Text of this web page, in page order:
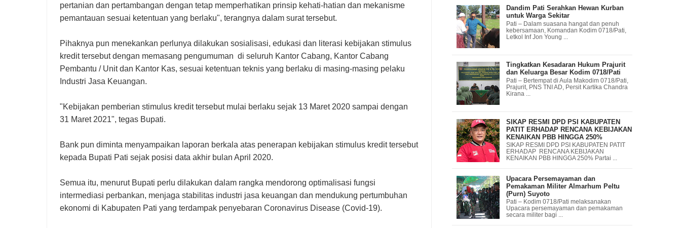
pertanian dan pertambangan dengan tetap memperhatikan prinsip kehati-hatian dan mekanisme
pemantauan sesuai ketentuan yang berlaku", terangnya dalam surat tersebut.
Pihaknya pun menekankan perlunya dilakukan sosialisasi, edukasi dan literasi kebijakan stimulus
kredit tersebut dengan memasang pengumuman di seluruh Kantor Cabang, Kantor Cabang
Pembantu / Unit dan Kantor Kas, sesuai ketentuan teknis yang berlaku di masing-masing pelaku
Industri Jasa Keuangan.
"Kebijakan pemberian stimulus kredit tersebut mulai berlaku sejak 13 Maret 2020 sampai dengan
31 Maret 2021", tegas Bupati.
Bank pun diminta menyampaikan laporan berkala atas penerapan kebijakan stimulus kredit tersebut
kepada Bupati Pati sejak posisi data akhir bulan April 2020.
Semua itu, menurut Bupati perlu dilakukan dalam rangka mendorong optimalisasi fungsi
intermediasi perbankan, menjaga stabilitas industri jasa keuangan dan mendukung pertumbuhan
ekonomi di Kabupaten Pati yang terdampak penyebaran Coronavirus Disease (Covid-19).
Dandim Pati Serahkan Hewan Kurban
untuk Warga Sekitar
Pati – Dalam suasana hangat dan penuh
kebersamaan, Komandan Kodim 0718/Pati,
Letkol Inf Jon Young ...
Tingkatkan Kesadaran Hukum Prajurit
dan Keluarga Besar Kodim 0718/Pati
Pati – Bertempat di Aula Makodim 0718/Pati,
Prajurit, PNS TNI AD, Persit Kartika Chandra
Kirana ...
SIKAP RESMI DPD PSI KABUPATEN
PATIT ERHADAP RENCANA KEBIJAKAN
KENAIKAN PBB HINGGA 250%
SIKAP RESMI DPD PSI KABUPATEN PATIT
ERHADAP RENCANA KEBIJAKAN
KENAIKAN PBB HINGGA 250% Partai ...
Upacara Persemayaman dan
Pemakaman Militer Almarhum Peltu
(Purn) Suyoto
Pati – Kodim 0718/Pati melaksanakan
Upacara persemayaman dan pemakaman
secara militer bagi ...